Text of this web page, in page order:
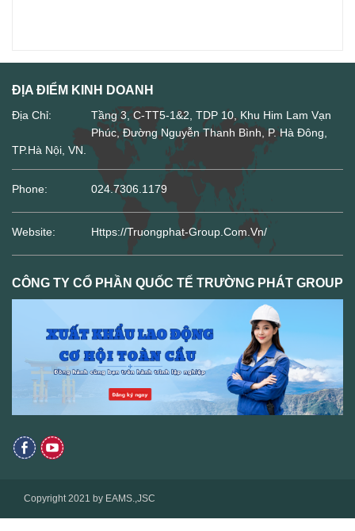
ĐỊA ĐIỂM KINH DOANH
Địa Chỉ:
Tầng 3, C-TT5-1&2, TDP 10, Khu Him Lam Vạn
Phúc, Đường Nguyễn Thanh Bình, P. Hà Đông,
TP.Hà Nội, VN.
Phone: 024.7306.1179
Website: Https://truongphat-Group.com.vn/
CÔNG TY CỔ PHẦN QUỐC TẾ TRƯỜNG PHÁT GROUP
Copyright 2021 by EAMS.,JSC